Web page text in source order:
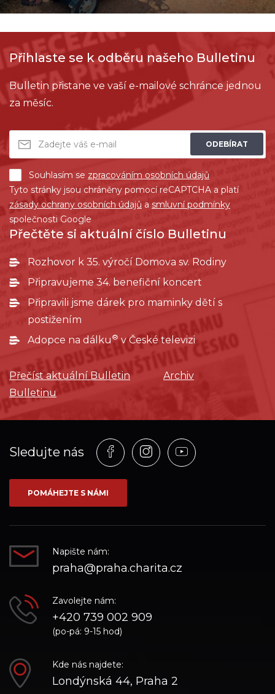
Přihlaste se k odběru našeho Bulletinu
Bulletin přistane ve vaší e-mailové schránce jednou
za měsíc.
ODEBÍRAT
Souhlasím se zpracováním osobních údajů
Tyto stránky jsou chráněny pomocí reCAPTCHA a platí
zásady ochrany osobních údajů a smluvní podmínky
společnosti Google
Přečtěte si aktuální číslo Bulletinu
Rozhovor k 35. výročí Domova sv. Rodiny
Připravujeme 34. benefiční koncert
Připravili jsme dárek pro maminky dětí s
postižením
Adopce na dálku ®v České televizi
Přečíst aktuální Bulletin
Archiv
Bulletinu
Sledujte nás
Profil
na
síti_Facebook
Profil
na
Profil
na
POMÁHEJTE S NÁMI
Napište nám:
praha@praha.charita.cz
Zavolejte nám:
+420 739 002 909
(po-pá: 9-15 hod)
Kde nás najdete:
Londýnská 44, Praha 2